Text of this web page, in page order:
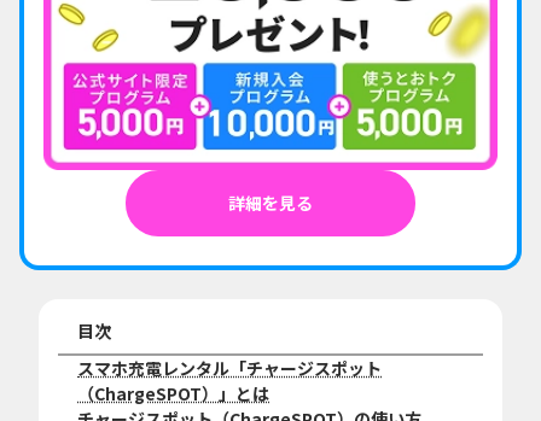
詳細を見る
目次
スマホ充電レンタル「チャージスポット
（ChargeSPOT）」とは